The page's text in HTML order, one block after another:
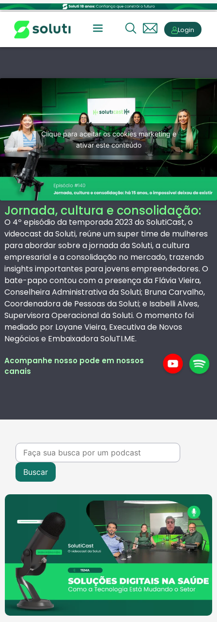
Login
Clique para aceitar os cookies marketing e
ativar este conteúdo
Jornada, cultura e consolidação:
O 4º episódio da temporada 2023 do SolutiCast, o
videocast da ⁠⁠Soluti⁠⁠, reúne um super time de mulheres
para abordar sobre a jornada da Soluti, a cultura
empresarial e a consolidação no mercado, trazendo
insights importantes para jovens empreendedores. O
bate-papo contou com a presença da Flávia Vieira,
Conselheira Administrativa da Soluti; Bruna Carvalho,
Coordenadora de Pessoas da Soluti; e Isabelli Alves,
Supervisora Operacional da Soluti. O momento foi
mediado por Loyane Vieira, Executiva de Novos
Negócios e Embaixadora SoluTI.ME.
Acompanhe nosso pode em nossos
canais